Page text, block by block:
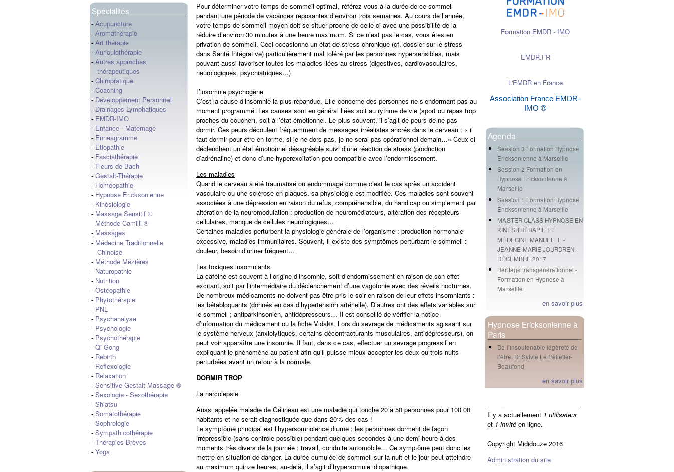
Spécialités
- Acupuncture
- Aromathérapie
- Art thérapie
- Auriculothérapie
- Autres approches
thérapeutiques
- Chiropratique
- Coaching
- Développement Personnel
- Drainages Lymphatiques
- EMDR-IMO
- Enfance - Maternage
- Enneagramme
- Etiopathie
- Fasciathérapie
- Fleurs de Bach
- Gestalt-Thérapie
- Homéopathie
- Hypnose Ericksonienne
- Kinésiologie
- Massage Sensitif ®
Méthode Camilli ®
- Massages
- Médecine Traditionnelle
Chinoise
- Méthode Mézières
- Naturopathie
- Nutrition
- Ostéopathie
- Phytothérapie
- PNL
- Psychanalyse
- Psychologie
- Psychothérapie
- Qi Gong
- Rebirth
- Reflexologie
- Relaxation
- Sensitive Gestalt Massage ®
- Sexologie - Sexothérapie
- Shiatsu
- Somatothérapie
- Sophrologie
- Sympathicothérapie
- Thérapies Brèves
- Yoga
Pour déterminer votre temps de sommeil optimal, référez-vous à la durée de ce sommeil
pendant une période de vacances reposantes d’environ trois semaines. Au cours de l’année,
votre temps de sommeil moyen doit se situer proche de celle-ci avec une possibilité de la
réduire d’environ 30 minutes à une heure maximum. Si ce n’est pas le cas, vous êtes en
privation de sommeil. Ceci occasionne un état de stress chronique (cf. dossier sur le stress
dans Santé Intégrative) particulièrement mal toléré par les personnes hypersensibles, mais
pouvant aussi favoriser toutes les maladies liées au stress (digestives, cardiovasculaires,
neurologiques, psychiatriques…)
L’insomnie psychogène
C’est la cause d’insomnie la plus répandue. Elle concerne des personnes ne s’endormant pas au
moment programmé. Les causes sont en général liées soit au rythme de vie (sport ou repas trop
proches du coucher), soit à l’état émotionnel. Le plus souvent, il s’agit de peurs de ne pas
dormir. Ces peurs découlent fréquemment de messages irréalistes ancrés dans le cerveau : « il
faut dormir pour être en forme, si je ne dors pas, je ne serai pas opérationnel demain…» Ceux-ci
déclenchent un état émotionnel désagréable suivi d’une réaction de stress (production
d’adrénaline) et donc d’une hyperexcitation peu compatible avec l’endormissement.
Les maladies
Quand le cerveau a été traumatisé ou endommagé comme c’est le cas après un accident
vasculaire ou une sclérose en plaques, sa physiologie est modifiée. Ces maladies sont souvent
associées à une dépression en raison du refus, compréhensible, du handicap ou simplement par
altération de la neuromodulation : production de neuromédiateurs, altération des récepteurs
cellulaires, manque de cellules neurologiques…
Certaines maladies perturbent la physiologie générale de l’organisme : production hormonale
excessive, maladies immunitaires. Souvent, il existe des symptômes perturbant le sommeil :
douleur, besoin d’uriner fréquent…
Les toxiques insomniants
La caféine est souvent à l’origine d’insomnie, soit d’endormissement en raison de son effet
excitant, soit par l’intermédiaire du déclenchement d’une vagotonie avec des réveils nocturnes.
De nombreux médicaments ne doivent pas être pris le soir en raison de leur effets insomniants :
les bétabloquants (donnés en cas d’hypertension artérielle). D’autres ont des effets variables sur
le sommeil ; antiparkinsonien, antidépresseurs… Il est conseillé de vérifier la notice
d’information du médicament ou la fiche Vidal®. Lors du sevrage de médicaments agissant sur
le système nerveux (anxiolytiques, certains décontracturants musculaires, antidépresseurs), on
peut voir apparaître une insomnie. Il faut, dans ce cas, effectuer un sevrage progressif en
expliquant le phénomène au patient afin qu’il puisse mieux accepter les deux ou trois nuits
perturbées avant un retour à la normale.
DORMIR TROP
La narcolepsie
Aussi appelée maladie de Gélineau est une maladie qui touche 20 à 50 personnes pour 100 00
habitants et ne serait diagnostiquée que dans 20% des cas !
Le symptôme principal est l’hypersomnolence diurne : les personnes dorment de façon
irrépressible (sans contrôle possible) pendant quelques secondes à une demi-heure à des
moments très divers de la journée : travail, conduite automobile… Ce symptôme peut donc les
mettre en situation de danger. La durée cumulée de sommeil sur la nuit et le jour peut atteindre
au maximum quinze heures, au-delà, il s’agit d’hypersomnie idiopathique.
Formation EMDR - IMO
EMDR.FR
L'EMDR en France
Association France EMDR-
IMO ®
Agenda
Session 3 Formation Hypnose
Ericksonienne à Marseille
Session 2 Formation en
Hypnose Ericksonienne à
Marseille
Session 1 Formation Hypnose
Ericksonienne à Marseille
MASTER CLASS HYPNOSE EN
KINÉSITHÉRAPIE ET
MÉDECINE MANUELLE -
JEANNE-MARIE JOURDREN -
DÉCEMBRE 2017
Héritage transgénérationnel -
Formation en Hypnose à
Marseille
en savoir plus
Hypnose Ericksonienne à
Paris
De l’insoutenable légèreté de
l’être. Dr Sylvie Le Pelletier-
Beaufond
en savoir plus
Il y a actuellement 1 utilisateur
et 1 invité en ligne.
Copyright Mididouze 2016
Administration du site